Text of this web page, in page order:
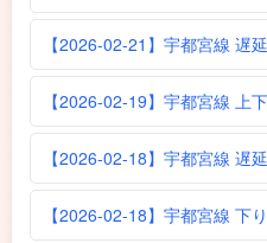
【2026-02-21】宇都宮線 遅延
【2026-02-19】宇都宮線 上
【2026-02-18】宇都宮線 遅延
【2026-02-18】宇都宮線 下